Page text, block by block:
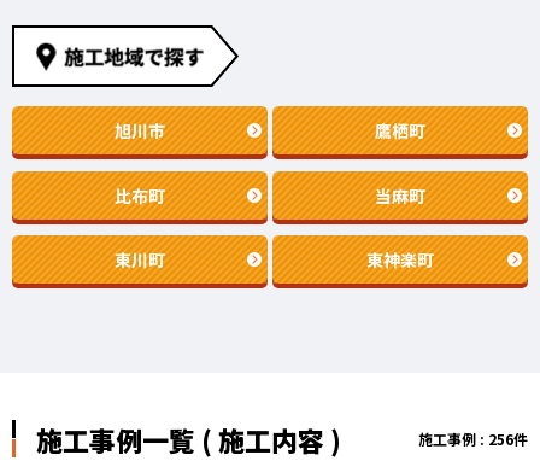
旭川市 鷹栖町
比布町 当麻町
東川町 東神楽町
施工事例一覧 ( 施工内容 ) 施工事例 : 256件